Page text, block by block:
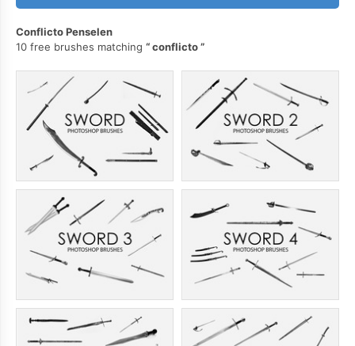
Conflicto Penselen
10 free brushes matching
conflicto